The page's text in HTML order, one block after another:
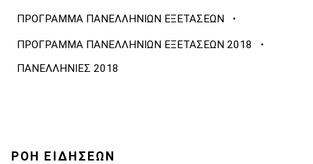
ΠΡΟΓΡΑΜΜΑ ΠΑΝΕΛΛΗΝΙΩΝ ΕΞΕΤΑΣΕΩΝ ·
ΠΡΟΓΡΑΜΜΑ ΠΑΝΕΛΛΗΝΙΩΝ ΕΞΕΤΑΣΕΩΝ 2018 ·
ΠΑΝΕΛΛΗΝΙΕΣ 2018
ΡΟΗ ΕΙΔΗΣΕΩΝ